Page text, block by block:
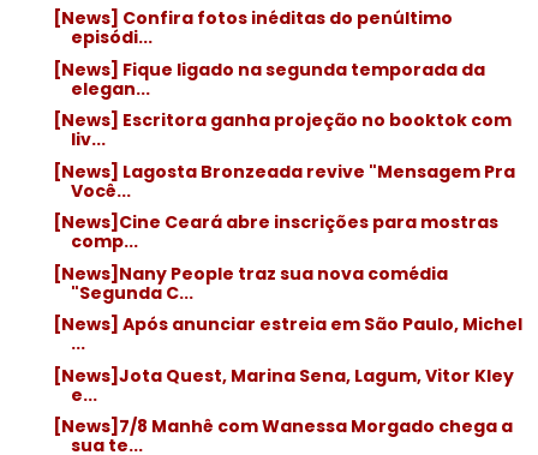
[News] Confira fotos inéditas do penúltimo
episódi...
[News] Fique ligado na segunda temporada da
elegan...
[News] Escritora ganha projeção no booktok com
liv...
[News] Lagosta Bronzeada revive "Mensagem Pra
Você...
[News]Cine Ceará abre inscrições para mostras
comp...
[News]Nany People traz sua nova comédia
"Segunda C...
[News] Após anunciar estreia em São Paulo, Michel
...
[News]Jota Quest, Marina Sena, Lagum, Vitor Kley
e...
[News]7/8 Manhê com Wanessa Morgado chega a
sua te...